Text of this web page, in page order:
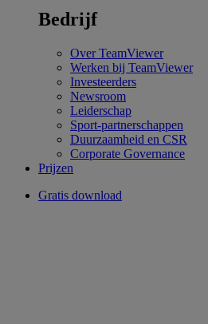
Bedrijf
Over TeamViewer
Werken bij TeamViewer
Investeerders
Newsroom
Leiderschap
Sport-partnerschappen
Duurzaamheid en CSR
Corporate Governance
Prijzen
Gratis download